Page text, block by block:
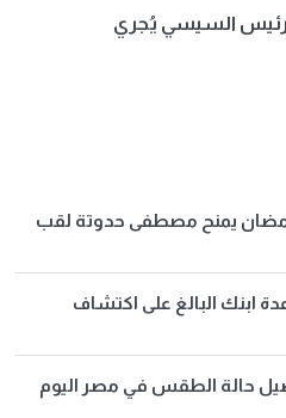
السيسي يُجري
يمنح مصطفى حدوتة لقب
ابنك البالغ على اكتشاف
حالة الطقس في مصر اليوم